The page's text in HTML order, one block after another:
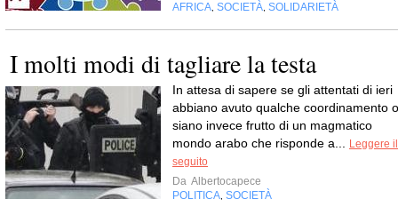
AFRICA SOCIETÀ SOLIDARIETÀ
I molti modi di tagliare la testa
In attesa di sapere se gli attentati di ieri
abbiano avuto qualche coordinamento o
siano invece frutto di un magmatico
mondo arabo che risponde a...
Leggere il
seguito
Da Albertocapece
POLITICA SOCIETÀ